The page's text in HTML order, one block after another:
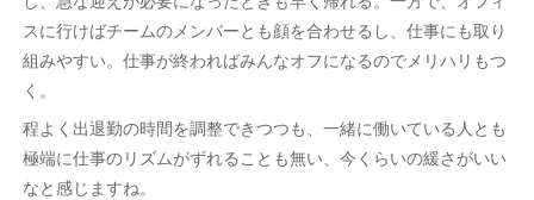
スに行けばチームのメンバーとも顔を合わせるし、仕事にも取り
組みやすい。仕事が終わればみんなオフになるのでメリハリもつ
く。
程よく出退勤の時間を調整できつつも、一緒に働いている人とも
極端に仕事のリズムがずれることも無い、今くらいの緩さがいい
なと感じますね。